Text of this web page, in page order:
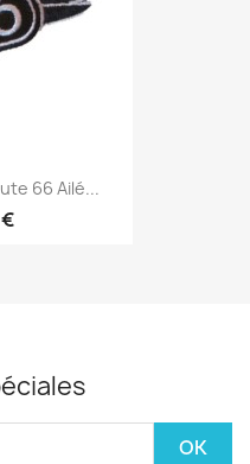
66 Ailé...